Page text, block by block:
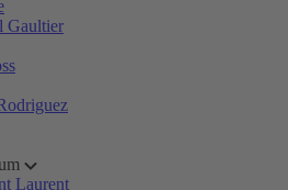
Gaultier
Laurent